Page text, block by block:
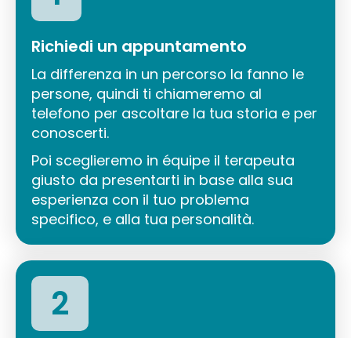
Richiedi un appuntamento
La differenza in un percorso la fanno le
persone, quindi ti chiameremo al
telefono per ascoltare la tua storia e per
conoscerti.
Poi sceglieremo in équipe il terapeuta
giusto da presentarti in base alla sua
esperienza con il tuo problema
specifico, e alla tua personalità.
2